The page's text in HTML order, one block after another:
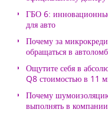
ГБО 6:
для авто
Почему за
обращаться в
Ощутите себя в
Q8 стоимостью в 11
Почему
выполнять в